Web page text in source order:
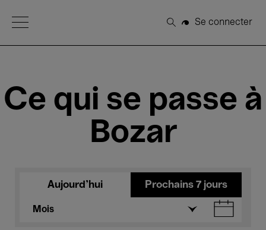
Open Menu
Rechercher
Se connecter
Ce qui se passe à
Bozar
Aujourd'hui Prochains 7 jours
Mois